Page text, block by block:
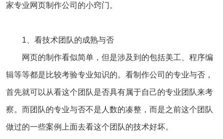
家专业网页制作公司的小窍门。
1、看技术团队的成熟与否
网页的制作看似简单，但是涉及到的包括美工、程序编
辑等等都是比较考验专业知识的。看制作公司的专业与否，
首先就可以从看这个团队是否具有属于自己的专业团队来考
察。而团队的专业与否不是人数的凑整，而是之前这个团队
做过的一些案例上面去看这个团队的技术好坏。